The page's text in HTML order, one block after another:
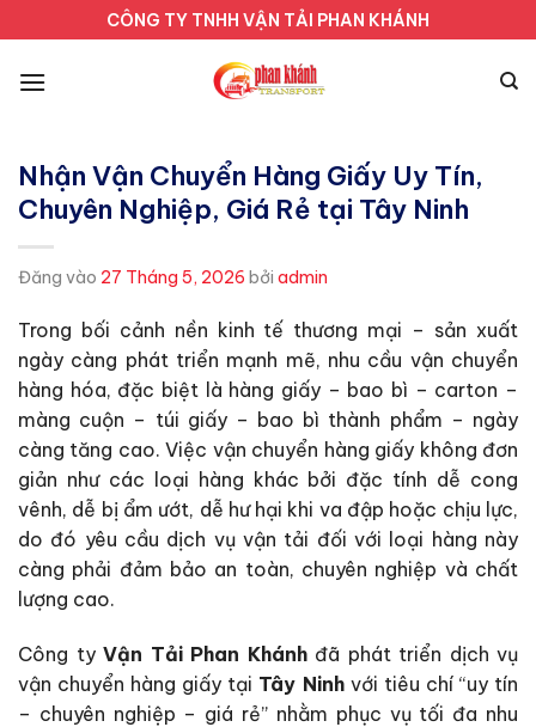
qua
nội
CÔNG TY TNHH VẬN TẢI PHAN KHÁNH
Nhận Vận Chuyển Hàng Giấy Uy Tín,
Chuyên Nghiệp, Giá Rẻ tại Tây Ninh
Đăng vào 27 Tháng 5, 2026 bởi admin
Trong bối cảnh nền kinh tế thương mại – sản xuất
ngày càng phát triển mạnh mẽ, nhu cầu vận chuyển
hàng hóa, đặc biệt là hàng giấy – bao bì – carton –
màng cuộn – túi giấy – bao bì thành phẩm – ngày
càng tăng cao. Việc vận chuyển hàng giấy không đơn
giản như các loại hàng khác bởi đặc tính dễ cong
vênh, dễ bị ẩm ướt, dễ hư hại khi va đập hoặc chịu lực,
do đó yêu cầu dịch vụ vận tải đối với loại hàng này
càng phải đảm bảo an toàn, chuyên nghiệp và chất
lượng cao.
Công ty Vận Tải Phan Khánhđã phát triển dịch vụ
vận chuyển hàng giấy tại Tây Ninhvới tiêu chí “uy tín
– chuyên nghiệp – giá rẻ” nhằm phục vụ tối đa nhu